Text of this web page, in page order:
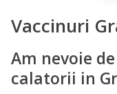
Vaccinuri
Am nevoie
calatorii in